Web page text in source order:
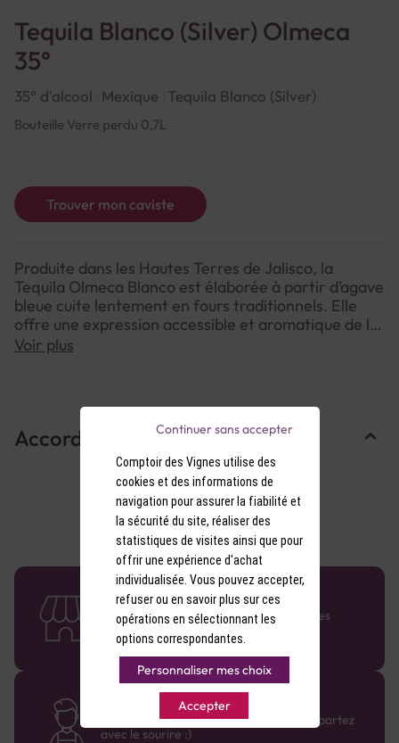
Tequila Blanco (Silver) Olmeca
35°
35° d'alcool Mexique Tequila Blanco (Silver)
Bouteille Verre perdu 0,7L
Trouver mon caviste
Produite dans les Hautes Terres de Jalisco, la
Tequila Olmeca Blanco est élaborée à partir d’agave
bleue cuite lentement en fours traditionnels. Elle
offre une expression accessible et aromatique de la
tequila, idéale pour les cocktails ou une dégustation
Couleur : Transparente, limpide.
Arômes : Agave douce, zeste de citron, poivre
Saveurs : Légère, douce, notes végétales et
Voir plus
Accords Mets & Vins
58 caves en France
Retrouvez le réseau Comptoir des Vignes
partout en France !
Des cavistes à votre écoute
Bénéficiez de conseils sur-mesure et repartez
avec le sourire :)
Comptoir des Vignes utilise des
cookies et des informations de
navigation pour assurer la fiabilité et
la sécurité du site, réaliser des
statistiques de visites ainsi que pour
offrir une expérience d'achat
individualisée. Vous pouvez accepter,
refuser ou en savoir plus sur ces
opérations en sélectionnant les
options correspondantes.
Personnaliser mes choix
Accepter
Continuer sans accepter